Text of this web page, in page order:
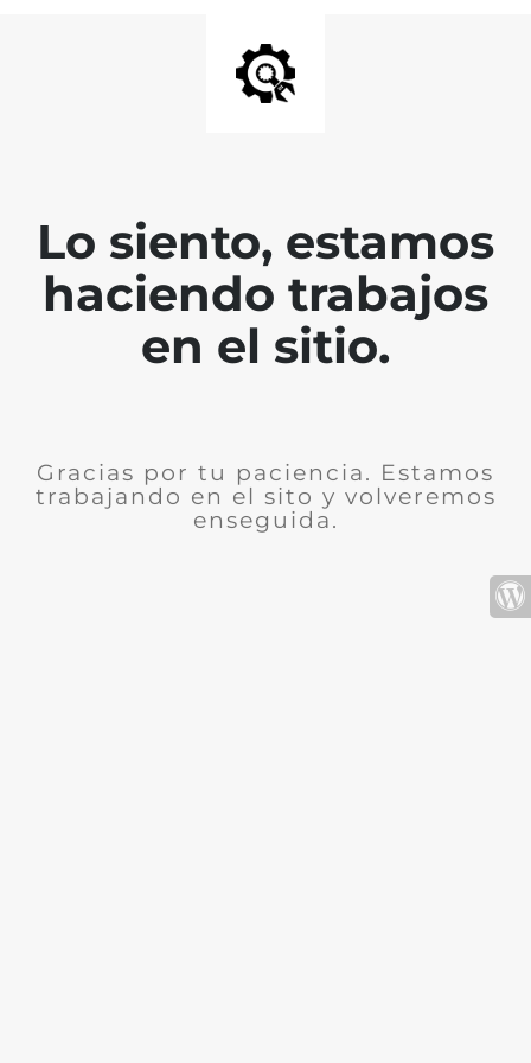
Lo siento, estamos
haciendo trabajos
en el sitio.
Gracias por tu paciencia. Estamos
trabajando en el sito y volveremos
enseguida.